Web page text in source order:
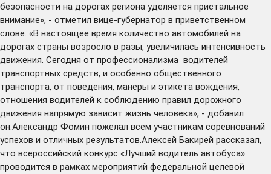
безопасности на дорогах региона уделяется пристальное
внимание», - отметил вице-губернатор в приветственном
слове. «В настоящее время количество автомобилей на
дорогах страны возросло в разы, увеличилась интенсивность
движения. Сегодня от профессионализма водителей
транспортных средств, и особенно общественного
транспорта, от поведения, манеры и этикета вождения,
отношения водителей к соблюдению правил дорожного
движения напрямую зависит жизнь человека», - добавил
он.Александр Фомин пожелал всем участникам соревнований
успехов и отличных результатов.Алексей Бакирей рассказал,
что всероссийский конкурс «Лучший водитель автобуса»
проводится в рамках мероприятий федеральной целевой